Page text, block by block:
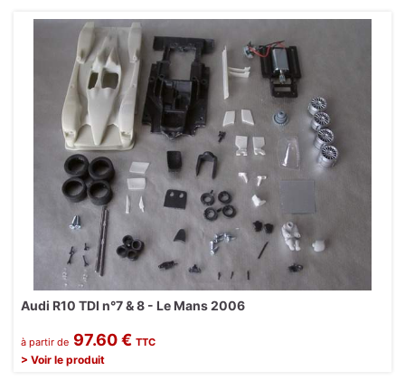
Audi R10 TDI n°7 & 8 - Le Mans 2006
à partir de 97.60 € TTC
> Voir le produit